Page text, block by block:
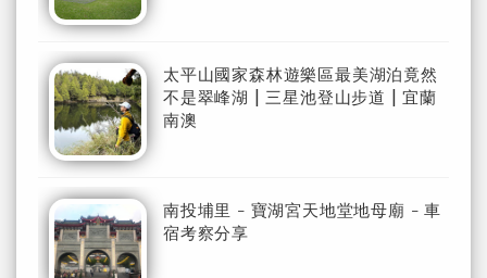
太平山國家森林遊樂區最美湖泊竟然
不是翠峰湖 | 三星池登山步道 | 宜蘭
南澳
南投埔里 - 寶湖宮天地堂地母廟 - 車
宿考察分享